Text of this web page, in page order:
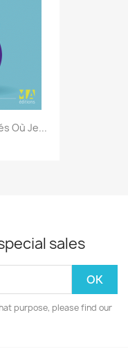
Où Je...
sales
purpose, please find our